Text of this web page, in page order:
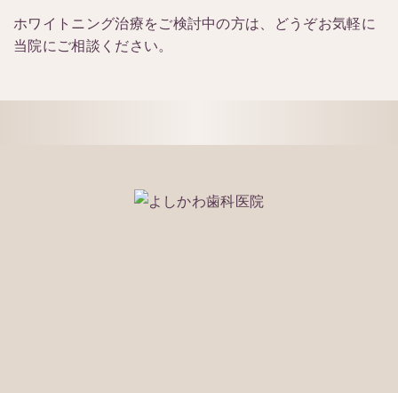
ホワイトニング治療をご検討中の方は、どうぞお気軽に
当院にご相談ください。